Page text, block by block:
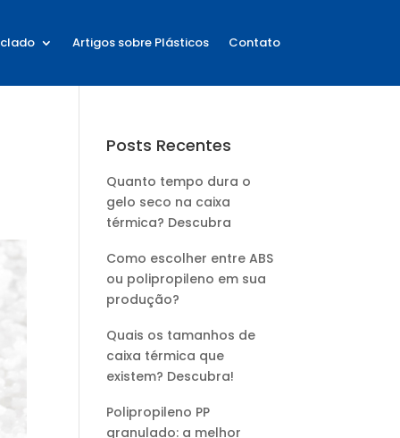
Artigos sobre Plásticos Contato
Posts Recentes
Quanto tempo dura o
gelo seco na caixa
térmica? Descubra
Como escolher entre ABS
ou polipropileno em sua
produção?
Quais os tamanhos de
caixa térmica que
existem? Descubra!
Polipropileno PP
granulado: a melhor